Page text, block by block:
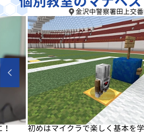
金沢中警察署田上交
！ 初めはマイクラで楽しく基本を